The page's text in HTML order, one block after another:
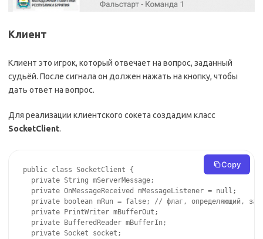
Клиент
Клиент это игрок, который отвечает на вопрос, заданный
судьёй. После сигнала он должен нажать на кнопку, чтобы
дать ответ на вопрос.
Для реализации клиентского сокета создадим класс
SocketClient.
public class SocketClient {
  private String mServerMessage;
  private OnMessageReceived mMessageListener = null;
private boolean mRun = false; // флаг, определяющий,
  private PrintWriter mBufferOut;
  private BufferedReader mBufferIn;
  private Socket socket;
Copy